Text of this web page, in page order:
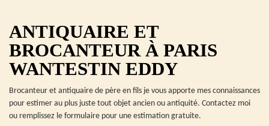
ANTIQUAIRE ET
BROCANTEUR À PARIS
WANTESTIN EDDY
Brocanteur et antiquaire de père en fils je vous apporte mes connaissances
pour estimer au plus juste tout objet ancien ou antiquité. Contactez moi
ou remplissez le formulaire pour une estimation gratuite.